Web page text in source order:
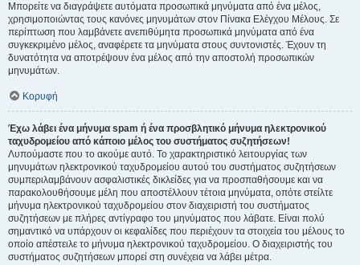
Μπορείτε να διαγράψετε αυτόματα προσωπικά μηνύματα από ένα μέλος,
χρησιμοποιώντας τους κανόνες μηνυμάτων στον Πίνακα Ελέγχου Μέλους. Σε
περίπτωση που λαμβάνετε ανεπιθύμητα προσωπικά μηνύματα από ένα
συγκεκριμένο μέλος, αναφέρετε τα μηνύματα στους συντονιστές. Έχουν τη
δυνατότητα να αποτρέψουν ένα μέλος από την αποστολή προσωπικών
μηνυμάτων.
Κορυφή
Έχω λάβει ένα μήνυμα spam ή ένα προσβλητικό μήνυμα ηλεκτρονικού
ταχυδρομείου από κάποιο μέλος του συστήματος συζητήσεων!
Λυπούμαστε που το ακούμε αυτό. Το χαρακτηριστικό λειτουργίας των
μηνυμάτων ηλεκτρονικού ταχυδρομείου αυτού του συστήματος συζητήσεων
συμπεριλαμβάνουν ασφαλιστικές δικλείδες για να προσπαθήσουμε και να
παρακολουθήσουμε μέλη που αποστέλλουν τέτοια μηνύματα, οπότε στείλτε
μήνυμα ηλεκτρονικού ταχυδρομείου στον διαχειριστή του συστήματος
συζητήσεων με πλήρες αντίγραφο του μηνύματος που λάβατε. Είναι πολύ
σημαντικό να υπάρχουν οι κεφαλίδες που περιέχουν τα στοιχεία του μέλους το
οποίο απέστειλε το μήνυμα ηλεκτρονικού ταχυδρομείου. Ο διαχειριστής του
συστήματος συζητήσεων μπορεί στη συνέχεια να λάβει μέτρα.